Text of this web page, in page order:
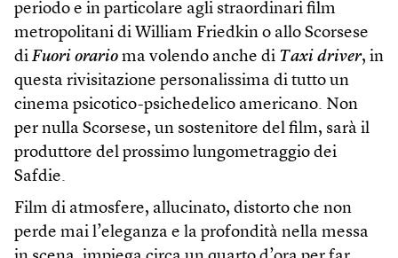
periodo e in particolare agli straordinari film
metropolitani di William Friedkin o allo Scorsese
di Fuori orario ma volendo anche di Taxi driver, in
questa rivisitazione personalissima di tutto un
cinema psicotico-psichedelico americano. Non
per nulla Scorsese, un sostenitore del film, sarà il
produttore del prossimo lungometraggio dei
Safdie.
Film di atmosfere, allucinato, distorto che non
perde mai l’eleganza e la profondità nella messa